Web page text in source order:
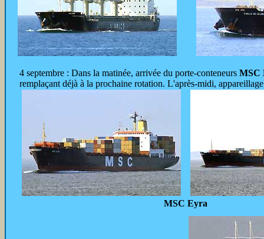
4 septembre : Dans la matinée, arrivée du porte-conteneurs MSC
remplaçant déjà à la prochaine rotation. L'après-midi,
MSC Eyra